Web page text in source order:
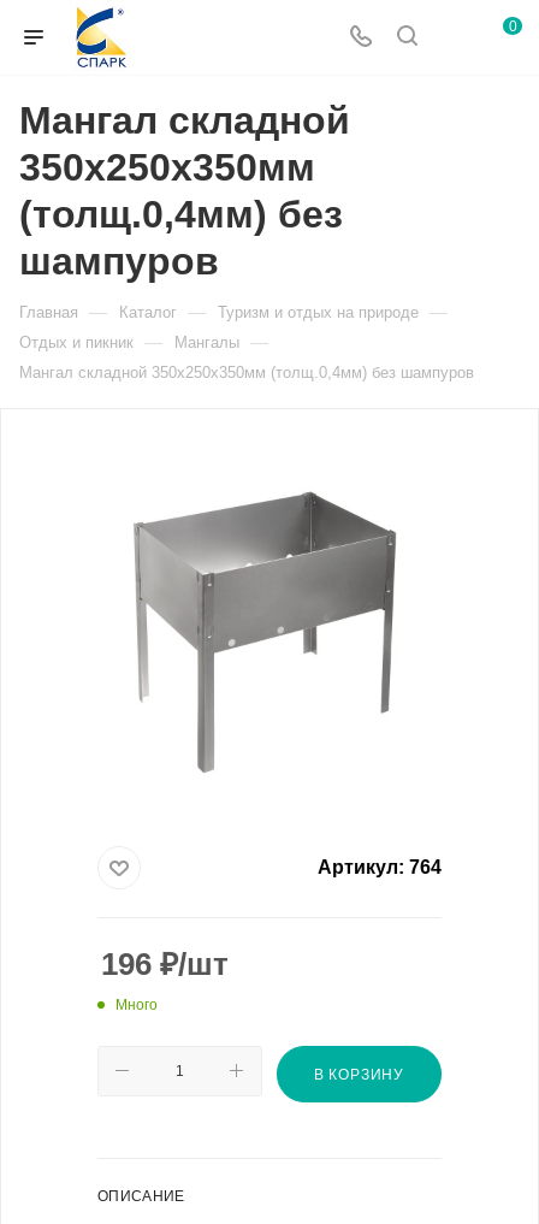
0
Мангал складной
350х250х350мм
(толщ.0,4мм) без
шампуров
Главная — Каталог — Туризм и отдых на природе —
Отдых и пикник — Мангалы —
Мангал складной 350х250х350мм (толщ.0,4мм) без шампуров
Артикул: 764
196 ₽/шт
Много
В КОРЗИНУ
ОПИСАНИЕ